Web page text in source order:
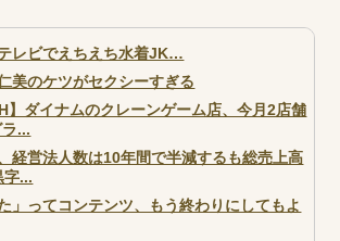
テレビでえちえち水着JK…
美のケツがセクシーすぎる
】ダイナムのクレーンゲーム店、今月2店舗
...
経営法人数は10年間で半減するも総売上高
字...
」ってコンテンツ、もう終わりにしてもよ